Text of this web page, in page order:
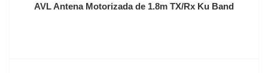
AVL Antena Motorizada de 1.8m TX/Rx Ku Band